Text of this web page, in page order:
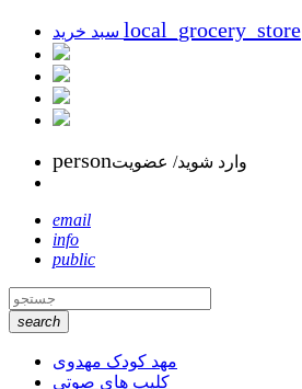
local_grocery_store
personوارد شوید/ عضویت
email
info
public
search
مهد کودک مهدوی
کلیپ های صوتی